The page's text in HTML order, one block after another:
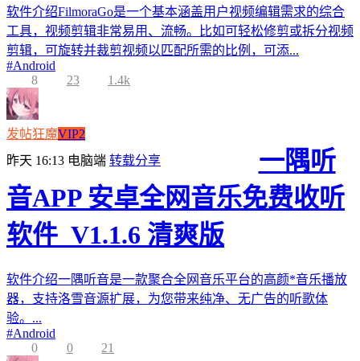
软件介绍FilmoraGo是一个基本涵盖用户视频编辑需求的综合
工具，视频剪辑非常易用、流畅。比如可轻松修剪或拆分视频
剪辑，可旋转并裁剪视频以匹配所需的比例，可添...
#Android
8
23 1.4k
发帖狂魔VIP2
昨天 16:13 电脑端 转载分享
一隅听
音APP 安卓全网音乐免费收听
软件_V1.1.6 清爽版
软件介绍一隅听音是一款聚合全网音乐平台的高颜*音乐播放
器，支持洛雪音源扩展，为您带来纯净、无广告的听歌体
验。...
#Android
0
0 21